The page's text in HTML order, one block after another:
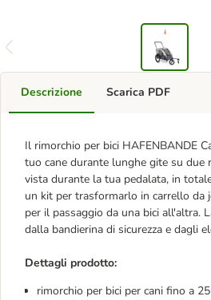
Descrizione
Il rimorchio per bici HAFENBANDE
tuo cane durante lunghe gite su
vista durante la tua pedalata, in
un kit per trasformarlo in carrello da
per il passaggio da una bici all'altra.
dalla bandierina di sicurezza e dagli
Dettagli prodotto:
rimorchio per bici per cani fino a
Scarica PDF